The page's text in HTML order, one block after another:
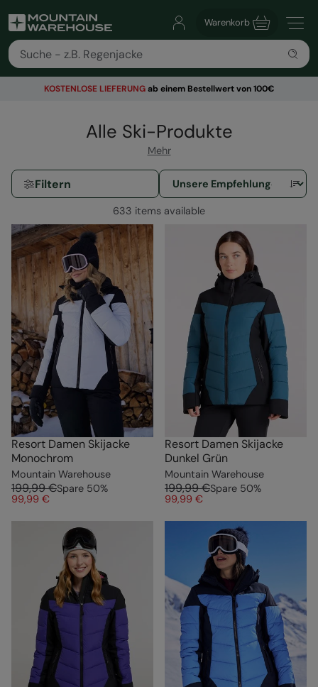
Warenkorb
KOSTENLOSE LIEFERUNGab einem Bestellwert von 100€
Alle Ski-Produkte
Mehr
Filtern
633 items available
Resort Damen Skijacke
Monochrom
Mountain Warehouse
199,99 €Spare 50%
99,99 €
Resort Damen Skijacke
Dunkel Grün
Mountain Warehouse
199,99 €Spare 50%
99,99 €